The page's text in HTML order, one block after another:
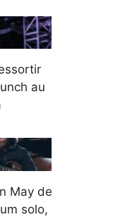
au
May de
solo,